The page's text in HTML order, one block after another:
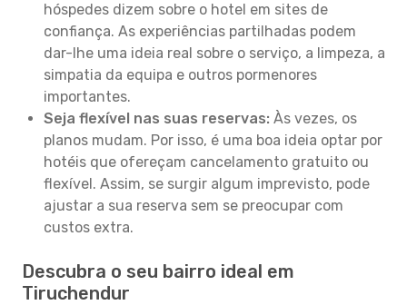
hóspedes dizem sobre o hotel em sites de
confiança. As experiências partilhadas podem
dar-lhe uma ideia real sobre o serviço, a limpeza, a
simpatia da equipa e outros pormenores
importantes.
Seja flexível nas suas reservas: Às vezes, os
planos mudam. Por isso, é uma boa ideia optar por
hotéis que ofereçam cancelamento gratuito ou
flexível. Assim, se surgir algum imprevisto, pode
ajustar a sua reserva sem se preocupar com
custos extra.
Descubra o seu bairro ideal em
Tiruchendur